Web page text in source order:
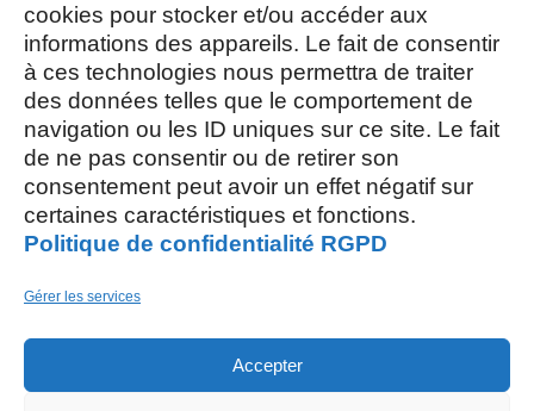
cookies pour stocker et/ou accéder aux
informations des appareils. Le fait de consentir
à ces technologies nous permettra de traiter
des données telles que le comportement de
navigation ou les ID uniques sur ce site. Le fait
de ne pas consentir ou de retirer son
consentement peut avoir un effet négatif sur
certaines caractéristiques et fonctions.
Politique de confidentialité RGPD
Gérer les services
Accepter
Mercredi et Samedi : 8h- 12h
AOÛT, 2026
03
M